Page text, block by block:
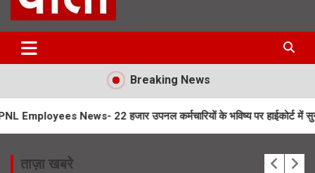
Him Varta
Breaking News
News- 22 हजार उपनल कर्मचारियों के भविष्य पर हाईकोर्ट में सुनवाई
ताज़ा खबरे